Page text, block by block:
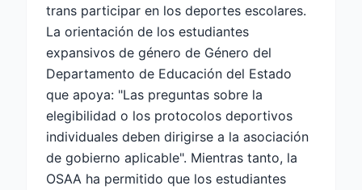
trans participar en los deportes escolares.
La orientación de los estudiantes
expansivos de género de Género del
Departamento de Educación del Estado
que apoya: "Las preguntas sobre la
elegibilidad o los protocolos deportivos
individuales deben dirigirse a la asociación
de gobierno aplicable". Mientras tanto, la
OSAA ha permitido que los estudiantes